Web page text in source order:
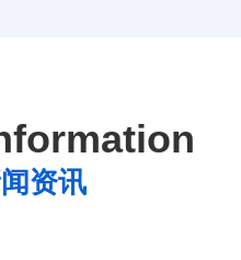
资讯